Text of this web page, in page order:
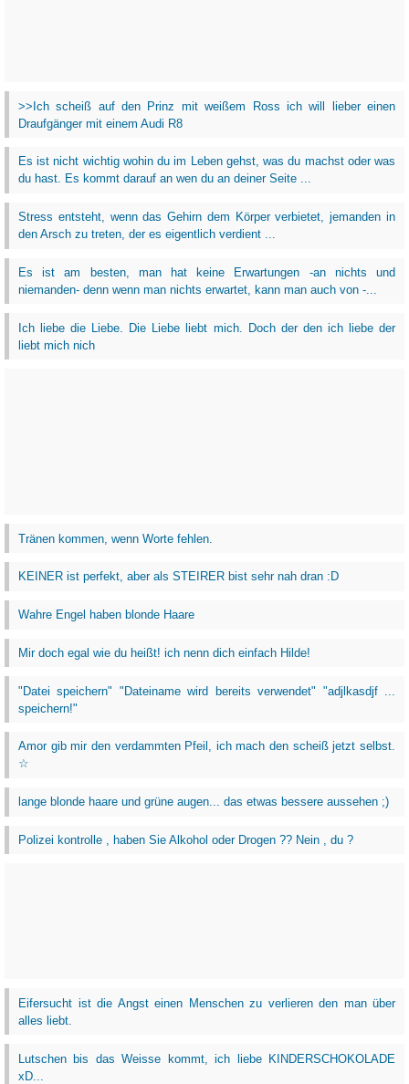
>>Ich scheiß auf den Prinz mit weißem Ross ich will lieber einen
Draufgänger mit einem Audi R8
Es ist nicht wichtig wohin du im Leben gehst, was du machst oder was
du hast. Es kommt darauf an wen du an deiner Seite ...
Stress entsteht, wenn das Gehirn dem Körper verbietet, jemanden in
den Arsch zu treten, der es eigentlich verdient ...
Es ist am besten, man hat keine Erwartungen -an nichts und
niemanden- denn wenn man nichts erwartet, kann man auch von -...
Ich liebe die Liebe. Die Liebe liebt mich. Doch der den ich liebe der
liebt mich nich
Tränen kommen, wenn Worte fehlen.
KEINER ist perfekt, aber als STEIRER bist sehr nah dran :D
Wahre Engel haben blonde Haare
Mir doch egal wie du heißt! ich nenn dich einfach Hilde!
"Datei speichern" "Dateiname wird bereits verwendet" "adjlkasdjf ...
speichern!"
Amor gib mir den verdammten Pfeil, ich mach den scheiß jetzt selbst.
☆
lange blonde haare und grüne augen... das etwas bessere aussehen ;)
Polizei kontrolle , haben Sie Alkohol oder Drogen ?? Nein , du ?
Eifersucht ist die Angst einen Menschen zu verlieren den man über
alles liebt.
Lutschen bis das Weisse kommt, ich liebe KINDERSCHOKOLADE
xD...